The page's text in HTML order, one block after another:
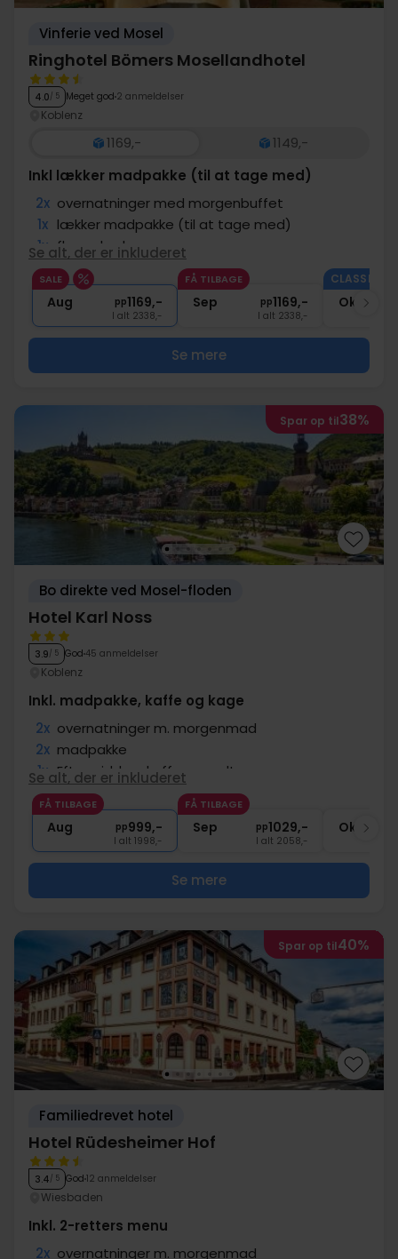
Vinferie ved Mosel
Ringhotel Bömers Mosellandhotel
4.0/ 5 Meget god 2 anmeldelser
Koblenz
1169,-
1149,-
Inkl lækker madpakke (til at tage med)
2x overnatninger med morgenbuffet
1x lækker madpakke (til at tage med)
1x flammkuchen
1x fl. vin pr. værelse ved afrejse
1x Gratis lån af cykler
Se alt, der er inkluderet
SALE
Aug pp1169,-
I alt 2338,-
FÅ TILBAGE
Sep pp1169,-
I alt 2338,-
CLASSIC II.
Okt
Se mere
Spar op til38%
Bo direkte ved Mosel-floden
Hotel Karl Noss
3.9/ 5 God 45 anmeldelser
Koblenz
Inkl. madpakke, kaffe og kage
2x overnatninger m. morgenmad
2x madpakke
1x Eftermiddagskaffe m. sødt
1x fl. vin på værelset (pr. vær.)
2x 1 dags cykelleje
Se alt, der er inkluderet
FÅ TILBAGE
Aug pp999,-
I alt 1998,-
FÅ TILBAGE
Sep pp1029,-
I alt 2058,-
Okt
Se mere
Spar op til40%
Familiedrevet hotel
Hotel Rüdesheimer Hof
3.4/ 5 God 12 anmeldelser
Wiesbaden
Inkl. 2-retters menu
2x overnatninger m. morgenmad